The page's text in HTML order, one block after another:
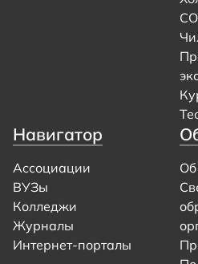
Навигатор
Ассоциации
ВУЗы
Колледжи
Журналы
Интернет-порталы